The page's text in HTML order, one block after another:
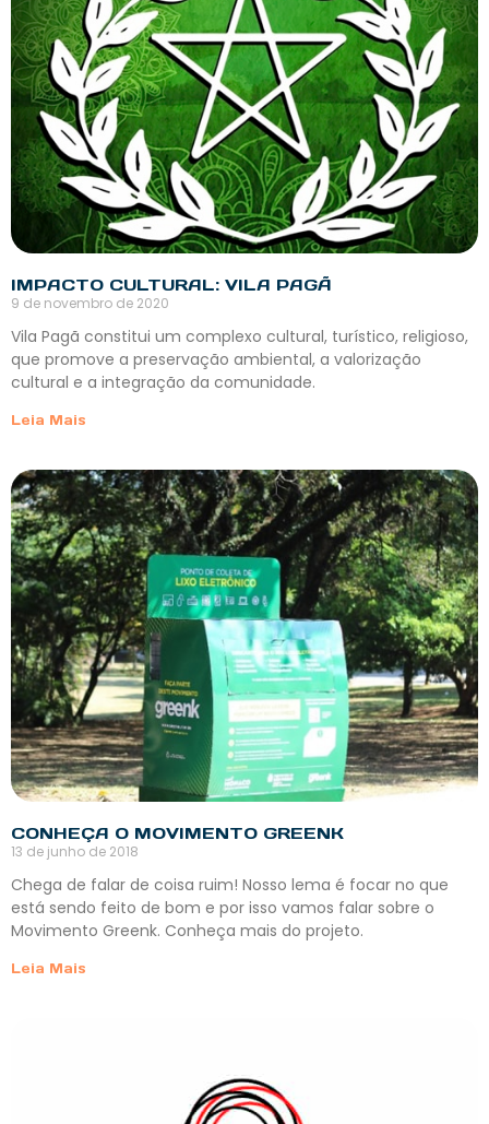
IMPACTO CULTURAL: VILA PAGÃ
9 de novembro de 2020
Vila Pagã constitui um complexo cultural, turístico, religioso,
que promove a preservação ambiental, a valorização
cultural e a integração da comunidade.
Leia Mais
CONHEÇA O MOVIMENTO GREENK
13 de junho de 2018
Chega de falar de coisa ruim! Nosso lema é focar no que
está sendo feito de bom e por isso vamos falar sobre o
Movimento Greenk. Conheça mais do projeto.
Leia Mais